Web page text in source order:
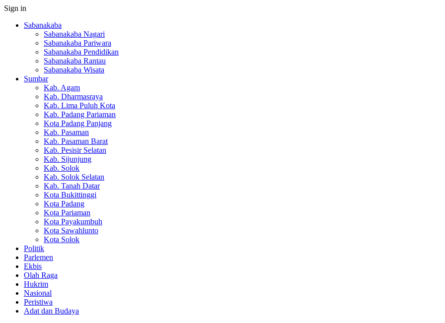
Sign in
Sabanakaba
Sabanakaba Nagari
Sabanakaba Pariwara
Sabanakaba Pendidikan
Sabanakaba Rantau
Sabanakaba Wisata
Sumbar
Kab. Agam
Kab. Dharmasraya
Kab. Lima Puluh Kota
Kab. Padang Pariaman
Kota Padang Panjang
Kab. Pasaman
Kab. Pasaman Barat
Kab. Pesisir Selatan
Kab. Sijunjung
Kab. Solok
Kab. Solok Selatan
Kab. Tanah Datar
Kota Bukittinggi
Kota Padang
Kota Pariaman
Kota Payakumbuh
Kota Sawahlunto
Kota Solok
Politik
Parlemen
Ekbis
Olah Raga
Hukrim
Nasional
Peristiwa
Adat dan Budaya